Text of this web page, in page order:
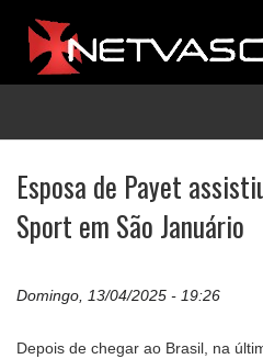
Esposa de Payet
Sport em São Januário
Domingo, 13/04/2025 - 19:26
Depois de chegar ao Brasil, na